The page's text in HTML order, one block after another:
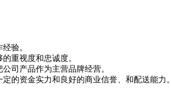
验。
重视度和忠诚度。
司产品作为主营品牌经营。
的资金实力和良好的商业信誉、和配送能力。